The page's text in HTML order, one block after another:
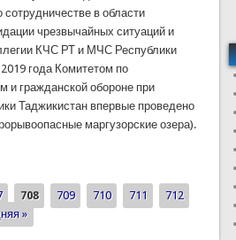
сотрудничестве в области
чрезвычайных ситуаций и
КЧС РТ и МЧС Республики
года Комитетом по
и гражданской обороне при
Таджикистан впервые проведено
маргузорские озера).
наблюдение бассейна реки Шинг
708 709 710 711
712
»